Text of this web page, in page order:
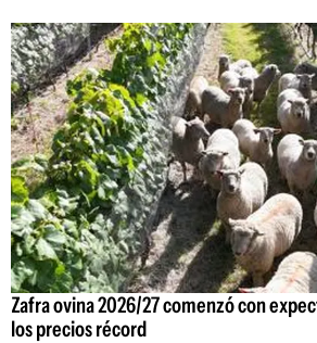
Zafra ovina 2026/27 comenzó con
los precios récord